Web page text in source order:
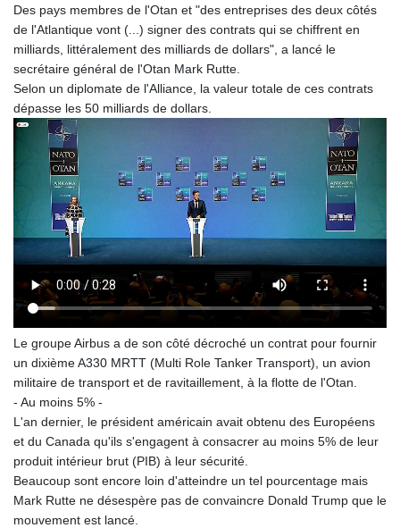
KHR 4683.238048
KMF 491.993323
KRW 1637.219545
KWD 0.356067
KYD 0.96202
KZT 540.94374
103373.346556
LKR 387.758699
LRD 208.366759
LSL 18.828807
LTL 3.402172
LVL 0.696959
LYD 7.358683
MAD 10.770417
MDL 20.085595
MGA 4963.135313
MKD 61.539077
MMK 2419.122624
MOP 9.327593
MRU 46.278586
MUR 54.234774
MVR 17.813278
MWK 2001.657877
Des pays membres de l'Otan et "des entreprises des deux côtés
de l'Atlantique vont (...) signer des contrats qui se chiffrent en
milliards, littéralement des milliards de dollars", a lancé le
secrétaire général de l'Otan Mark Rutte.
Selon un diplomate de l'Alliance, la valeur totale de ces contrats
dépasse les 50 milliards de dollars.
Le groupe Airbus a de son côté décroché un contrat pour fournir
un dixième A330 MRTT (Multi Role Tanker Transport), un avion
militaire de transport et de ravitaillement, à la flotte de l'Otan.
- Au moins 5% -
L'an dernier, le président américain avait obtenu des Européens
et du Canada qu'ils s'engagent à consacrer au moins 5% de leur
produit intérieur brut (PIB) à leur sécurité.
Beaucoup sont encore loin d'atteindre un tel pourcentage mais
Mark Rutte ne désespère pas de convaincre Donald Trump que le
mouvement est lancé.